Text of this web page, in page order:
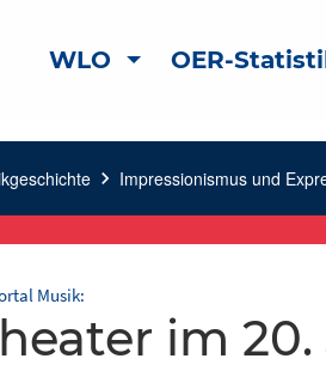
WLO OER-
chevron_right Impressionismus und
Musik:
im